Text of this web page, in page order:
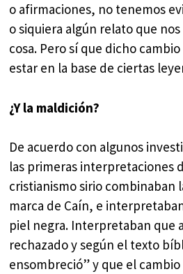
o afirmaciones, no tenemos
o siquiera algún relato que
cosa. Pero sí que dicho
estar en la base de ciertas
¿Y la maldición?
De acuerdo con algunos
las primeras interpretaciones
cristianismo sirio combinaban
marca de Caín, e
piel negra. Interpretaban que
rechazado y según el texto
ensombreció” y que el